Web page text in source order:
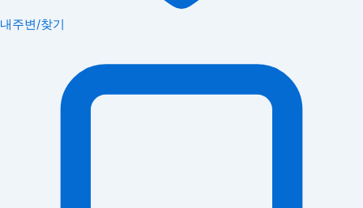
내주변/찾기